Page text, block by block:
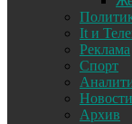
It и
Реклама
Спорт
Новости
Архив